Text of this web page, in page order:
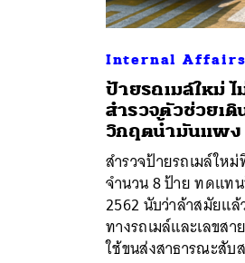
Internal Affairs
ป้ายรถเมล์ใหม่ ไ
สำรวจตัวช่วยเ
วิกฤตน้ำมันแพง
สำรวจป้ายรถเมล์ให
จำนวน 8 ป้าย ทดแท
2562 นับว่าล้าสมัยแ
ทางรถเมล์และเลขส
ใช้ขนส่งสาธารณะสับ